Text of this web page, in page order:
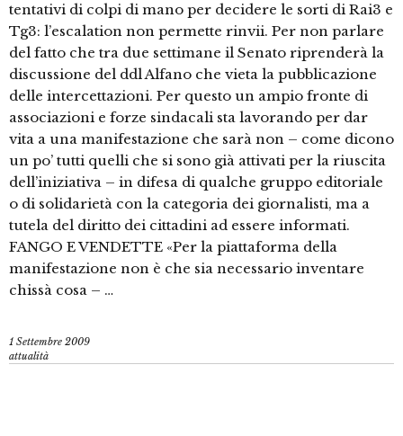
tentativi di colpi di mano per decidere le sorti di Rai3 e
Tg3: l’escalation non permette rinvii. Per non parlare
del fatto che tra due settimane il Senato riprenderà la
discussione del ddl Alfano che vieta la pubblicazione
delle intercettazioni. Per questo un ampio fronte di
associazioni e forze sindacali sta lavorando per dar
vita a una manifestazione che sarà non – come dicono
un po’ tutti quelli che si sono già attivati per la riuscita
dell’iniziativa – in difesa di qualche gruppo editoriale
o di solidarietà con la categoria dei giornalisti, ma a
tutela del diritto dei cittadini ad essere informati.
FANGO E VENDETTE «Per la piattaforma della
manifestazione non è che sia necessario inventare
chissà cosa – …
1 Settembre 2009
attualità